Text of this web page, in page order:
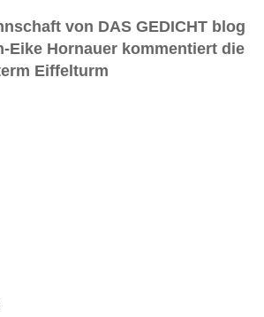
von DAS GEDICHT blog
Eike Hornauer kommentiert die
Eiffelturm